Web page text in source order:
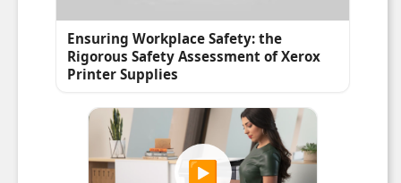
Numéro de
classification de
contrôle à
l’exportation
EAR99
Code du
système
harmonisé
84439990